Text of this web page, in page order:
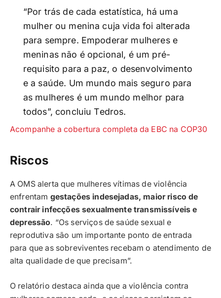
“Por trás de cada estatística, há uma
mulher ou menina cuja vida foi alterada
para sempre. Empoderar mulheres e
meninas não é opcional, é um pré-
requisito para a paz, o desenvolvimento
e a saúde. Um mundo mais seguro para
as mulheres é um mundo melhor para
todos”, concluiu Tedros.
Acompanhe a cobertura completa da EBC na COP30
Riscos
A OMS alerta que mulheres vítimas de violência
enfrentam gestações indesejadas, maior risco de
contrair infecções sexualmente transmissíveis e
depressão. “Os serviços de saúde sexual e
reprodutiva são um importante ponto de entrada
para que as sobreviventes recebam o atendimento de
alta qualidade de que precisam”.
O relatório destaca ainda que a violência contra